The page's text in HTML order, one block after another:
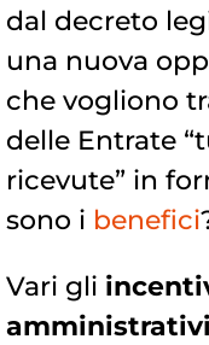
dal decreto
una nuova
che vogliono
delle Entrate
ricevute” in
sono i benefici
Vari gli
amministrativi